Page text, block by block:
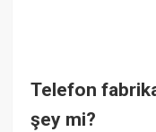
Telefon
şey mi?